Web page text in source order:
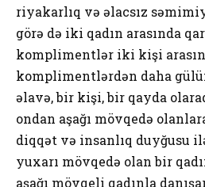
riyakarlıq və əlacsız
görə də iki qadın arasında
komplimentlər iki kişi
komplimentlərdən daha
əlavə, bir kişi, bir qayda
ondan aşağı mövqedə
diqqət və insanlıq duyğusu
yuxarı mövqedə olan bir
aşağı mövqeli qadınla